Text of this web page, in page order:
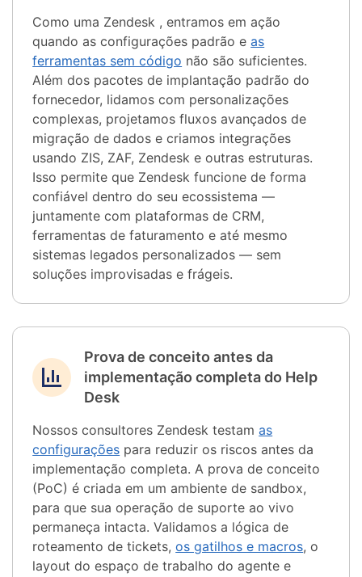
Como uma Zendesk , entramos em ação
quando as configurações padrão eas
ferramentas sem código não são suficientes.
Além dos pacotes de implantação padrão do
fornecedor, lidamos com personalizações
complexas, projetamos fluxos avançados de
migração de dados e criamos integrações
usando ZIS, ZAF, Zendesk e outras estruturas.
Isso permite que Zendesk funcione de forma
confiável dentro do seu ecossistema —
juntamente com plataformas de CRM,
ferramentas de faturamento e até mesmo
sistemas legados personalizados — sem
soluções improvisadas e frágeis.
Prova de conceito antes da
implementação completa do Help
Desk
Nossos consultores Zendesk testamas
configurações para reduzir os riscos antes da
implementação completa. A prova de conceito
(PoC) é criada em um ambiente de sandbox,
para que sua operação de suporte ao vivo
permaneça intacta. Validamos a lógica de
roteamento de tickets,os gatilhos e macros, o
layout do espaço de trabalho do agente e